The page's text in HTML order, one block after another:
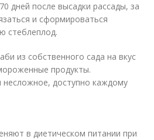
дней после высадки рассады, за
и сформироваться
стеблеплод.
из собственного сада на вкус
продукты.
доступно каждому
в диетическом питании при